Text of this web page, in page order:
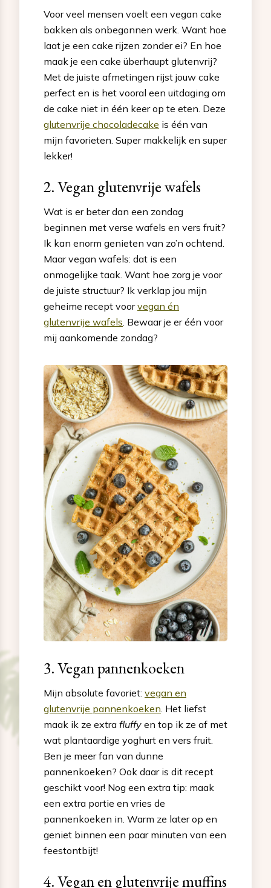
Voor veel mensen voelt een vegan cake
bakken als onbegonnen werk. Want hoe
laat je een cake rijzen zonder ei? En hoe
maak je een cake überhaupt glutenvrij?
Met de juiste afmetingen rijst jouw cake
perfect en is het vooral een uitdaging om
de cake niet in één keer op te eten. Deze
glutenvrije chocoladecake is één van
mijn favorieten. Super makkelijk en super
lekker!
2. Vegan glutenvrije wafels
Wat is er beter dan een zondag
beginnen met verse wafels en vers fruit?
Ik kan enorm genieten van zo’n ochtend.
Maar vegan wafels: dat is een
onmogelijke taak. Want hoe zorg je voor
de juiste structuur? Ik verklap jou mijn
geheime recept voorvegan én
glutenvrije wafels. Bewaar je er één voor
mij aankomende zondag?
3. Vegan pannenkoeken
Mijn absolute favoriet: vegan en
glutenvrije pannenkoeken. Het liefst
maak ik ze extra fluffy en top ik ze af met
wat plantaardige yoghurt en vers fruit.
Ben je meer fan van dunne
pannenkoeken? Ook daar is dit recept
geschikt voor! Nog een extra tip: maak
een extra portie en vries de
pannenkoeken in. Warm ze later op en
geniet binnen een paar minuten van een
feestontbijt!
4. Vegan en glutenvrije muffins